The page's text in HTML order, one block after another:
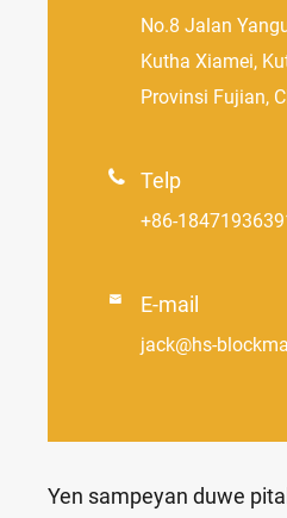
No.8 Jalan
Kutha Xiamei,
Provinsi Fujian,
 Telp
+86-
 E-mail
jack@hs-
Yen sampeyan duwe